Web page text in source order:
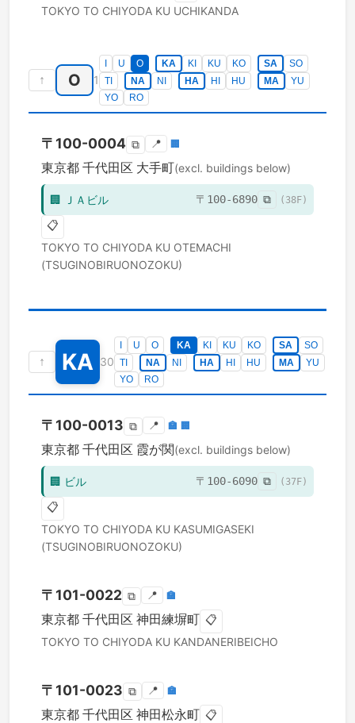
TOKYO TO CHIYODA KU UCHIKANDA
↑ O 1
U O KA KI KU KO SA
SO
TI
NA NI HA HI HU MA
YU
YO
RO
〒 100-0004 ⧉ 📍 🏢
東京都 千代田区 大手町(excl. buildings below)
🏢 ＪＡビル 〒 100-6890 ⧉ ( 38F)
📋
TOKYO TO CHIYODA KU OTEMACHI
(TSUGINOBIRUONOZOKU)
↑ KA 30
U O KA KI KU KO SA
SO
TI
NA NI HA HI HU MA
YU
YO
RO
〒 100-0013 ⧉ 📍 🏣 🏢
東京都 千代田区 霞が関(excl. buildings below)
🏢 ビル 〒 100-6090 ⧉ ( 37F)
📋
TOKYO TO CHIYODA KU KASUMIGASEKI
(TSUGINOBIRUONOZOKU)
〒 101-0022 ⧉ 📍 🏣
東京都 千代田区 神田練塀町 📋
TOKYO TO CHIYODA KU KANDANERIBEICHO
〒 101-0023 ⧉ 📍 🏣
東京都 千代田区 神田松永町 📋